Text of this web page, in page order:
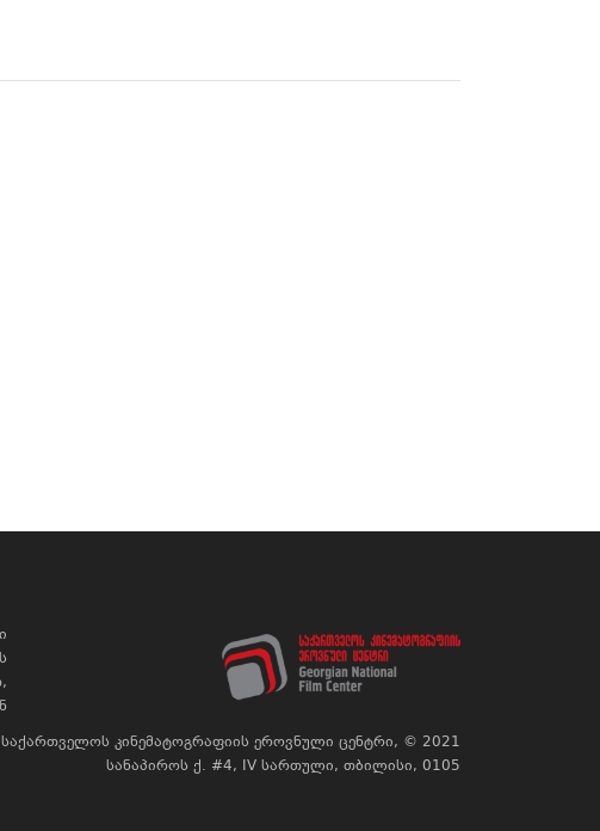
საქართველოს კინემატოგრაფიის ეროვნული ცენტრი, © 2021
სანაპიროს ქ. #4, IV სართული, თბილისი, 0105